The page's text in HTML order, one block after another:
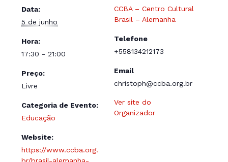
Data:
5 de junho
Hora:
17:30 - 21:00
Preço:
Livre
Categoria de Evento:
Educação
Website:
https://www.ccba.org.
CCBA – Centro Cultural
Brasil – Alemanha
Telefone
+558134212173
Email
christoph@ccba.org.br
Ver site do
Organizador